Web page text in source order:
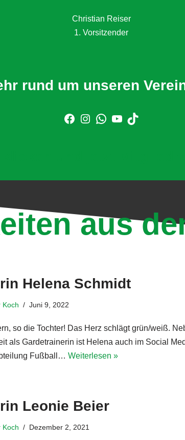
Christian Reiser
1. Vorsitzender
rund um unseren
aus
Helena Schmidt
Koch Juni 9, 2022
so die Tochter! Das Herz schlägt grün/weiß.
als Gardetrainerin ist Helena auch im Social
Fußball…Weiterlesen »
Leonie Beier
Koch Dezember 2, 2021